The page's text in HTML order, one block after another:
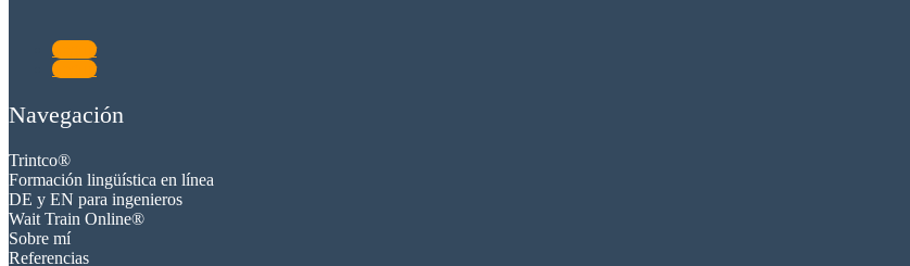
Seguir
Seguir
Navegación
Trintco®
Formación lingüística en línea
DE y EN para ingenieros
Wait Train Online®
Sobre mí
Referencias